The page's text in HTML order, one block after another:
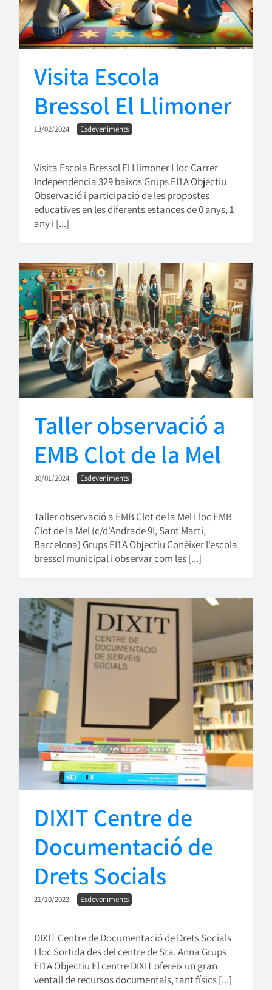
Visita Escola
Bressol El Llimoner
13/02/2024 | Esdeveniments
Visita Escola Bressol El Llimoner Lloc Carrer
Independència 329 baixos Grups EI1A Objectiu
Observació i participació de les propostes
educatives en les diferents estances de 0 anys, 1
any i [...]
Taller observació a
EMB Clot de la Mel
30/01/2024 | Esdeveniments
Taller observació a EMB Clot de la Mel Lloc EMB
Clot de la Mel (c/d'Andrade 9I, Sant Martí,
Barcelona) Grups EI1A Objectiu Conèixer l'escola
bressol municipal i observar com les [...]
DIXIT Centre de
Documentació de
Drets Socials
21/10/2023 | Esdeveniments
DIXIT Centre de Documentació de Drets Socials
Lloc Sortida des del centre de Sta. Anna Grups
EI1A Objectiu El centre DIXIT ofereix un gran
ventall de recursos documentals, tant físics [...]